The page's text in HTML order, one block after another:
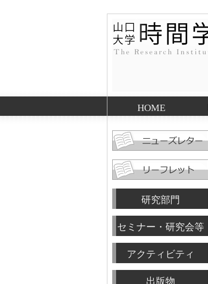
HOME
研究部門
セミナー・研究会等
アクティビティ
出版物